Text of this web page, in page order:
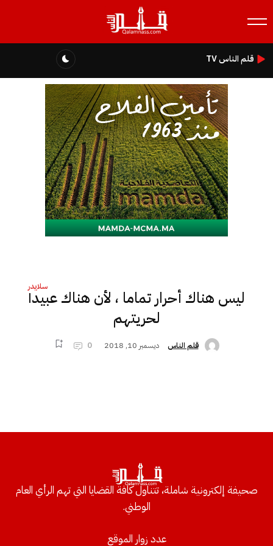
قلم الناس TV
سلايدر
ليس هناك أحرار تماما ، لأن هناك عبيدا
لحريتهم
قلم الناس ديسمبر 10, 2018 0
صحيفة إلكترونية شاملة، تتناول كافة القضايا التي تهم الرأي العام
الوطني.
عدد زوار الموقع